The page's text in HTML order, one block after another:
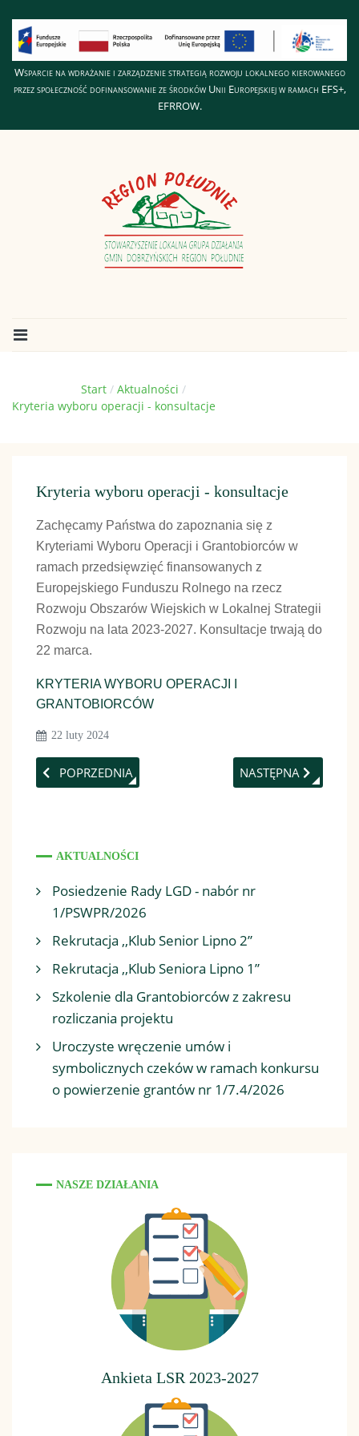
Wsparcie na wdrażanie i zarządzenie strategią rozwoju lokalnego kierowanego
przez społeczność dofinansowanie ze środków Unii Europejskiej w ramach EFS+,
EFRROW.
Start
Aktualności
Kryteria wyboru operacji - konsultacje
Kryteria wyboru operacji - konsultacje
Zachęcamy Państwa do zapoznania się z
Kryteriami Wyboru Operacji i Grantobiorców w
ramach przedsięwzięć finansowanych z
Europejskiego Funduszu Rolnego na rzecz
Rozwoju Obszarów Wiejskich w Lokalnej Strategii
Rozwoju na lata 2023-2027. Konsultacje trwają do
22 marca.
KRYTERIA WYBORU OPERACJI I
GRANTOBIORCÓW
22 luty 2024
POPRZEDNIA STRONA: ŻYCZENIA
POPRZEDNIA NASTĘPNA STRONA:
NASTĘPNA
AKTUALNOŚCI
Posiedzenie Rady LGD - nabór nr
1/PSWPR/2026
Rekrutacja ,,Klub Senior Lipno 2”
Rekrutacja ,,Klub Seniora Lipno 1”
Szkolenie dla Grantobiorców z zakresu
rozliczania projektu
Uroczyste wręczenie umów i
symbolicznych czeków w ramach konkursu
o powierzenie grantów nr 1/7.4/2026
NASZE DZIAŁANIA
Ankieta LSR 2023-2027